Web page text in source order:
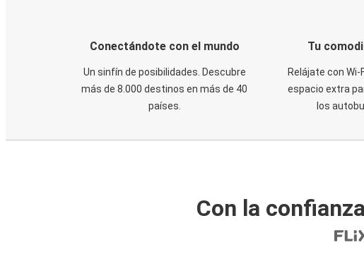
Conectándote con el mundo
Un sinfín de posibilidades. Descubre
más de 8.000 destinos en más de 40
países.
Tu
Relájate con
espacio extra
los
Con la